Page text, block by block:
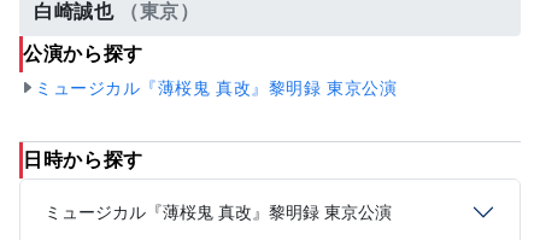
白崎誠也 （東京）
公演から探す
ミュージカル『薄桜鬼 真改』黎明録 東京公演
日時から探す
ミュージカル『薄桜鬼 真改』黎明録 東京公演